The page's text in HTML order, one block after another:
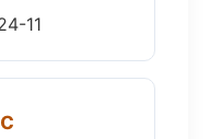
11